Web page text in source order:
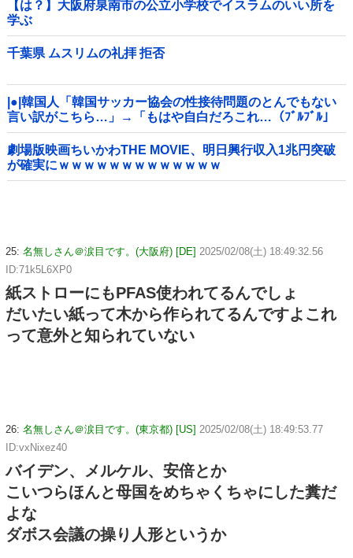
【は？】大阪府泉南市の公立小学校でイスラムのいい所を
学ぶ
千葉県 ムスリムの礼拝 拒否
|●|韓国人「韓国サッカー協会の性接待問題のとんでもない
言い訳がこちら…」→「もはや自白だろこれ…（ﾌﾞﾙﾌﾞﾙ」
＝韓国の反応
劇場版映画ちいかわTHE MOVIE、明日興行収入1兆円突破
が確実にｗｗｗｗｗｗｗｗｗｗｗｗｗ
25: 名無しさん＠涙目です。(大阪府) [DE] 2025/02/08(土) 18:49:32.56
ID:71k5L6XP0
紙ストローにもPFAS使われてるんでしょ
だいたい紙って木から作られてるんですよこれ
って意外と知られていない
26: 名無しさん＠涙目です。(東京都) [US] 2025/02/08(土) 18:49:53.77
ID:vxNixez40
バイデン、メルケル、安倍とか
こいつらほんと母国をめちゃくちゃにした糞だ
よな
ダボス会議の操り人形というか